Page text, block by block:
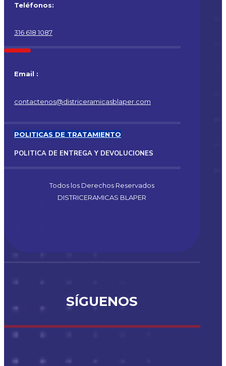
Teléfonos:
316 618 1087
Email :
contactenos@districeramicasblaper.com
POLITICAS DE TRATAMIENTO
POLITICA DE ENTREGA Y DEVOLUCIONES
Todos los Derechos Reservados
DISTRICERAMICAS BLAPER
SÍGUENOS